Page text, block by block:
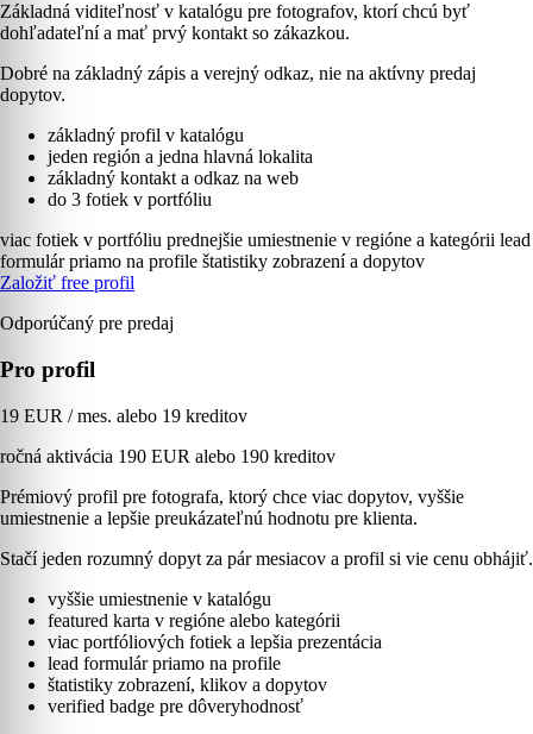
Základná viditeľnosť v katalógu pre fotografov, ktorí chcú byť
dohľadateľní a mať prvý kontakt so zákazkou.
Dobré na základný zápis a verejný odkaz, nie na aktívny predaj
dopytov.
základný profil v katalógu
jeden región a jedna hlavná lokalita
základný kontakt a odkaz na web
do 3 fotiek v portfóliu
viac fotiek v portfóliu prednejšie umiestnenie v regióne a kategórii lead
formulár priamo na profile štatistiky zobrazení a dopytov
Založiť free profil
Odporúčaný pre predaj
Pro profil
19 EUR / mes. alebo 19 kreditov
ročná aktivácia 190 EUR alebo 190 kreditov
Prémiový profil pre fotografa, ktorý chce viac dopytov, vyššie
umiestnenie a lepšie preukázateľnú hodnotu pre klienta.
Stačí jeden rozumný dopyt za pár mesiacov a profil si vie cenu obhájiť.
vyššie umiestnenie v katalógu
featured karta v regióne alebo kategórii
viac portfóliových fotiek a lepšia prezentácia
lead formulár priamo na profile
štatistiky zobrazení, klikov a dopytov
verified badge pre dôveryhodnosť